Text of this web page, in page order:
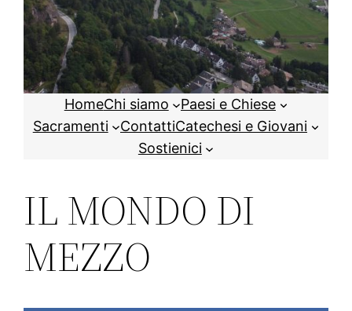
HomeChi siamo
Paesi e Chiese
Sacramenti
ContattiCatechesi e Giovani
Sostienici
IL MONDO DI
MEZZO